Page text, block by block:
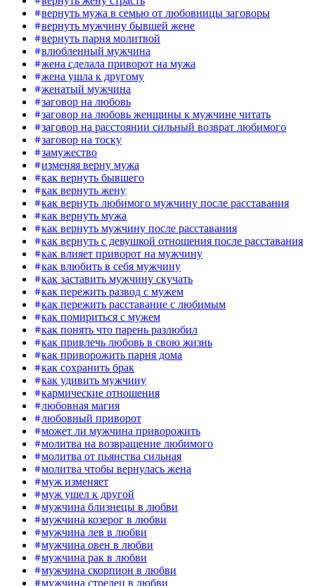
вернуть мужа в семью от любовницы заговоры
вернуть мужчину бывшей жене
вернуть парня молитвой
влюбленный мужчина
жена сделала приворот на мужа
жена ушла к другому
женатый мужчина
заговор на любовь
заговор на любовь женщины к мужчине читать
заговор на расстоянии сильный возврат любимого
заговор на тоску
замужество
изменяя верну мужа
как вернуть бывшего
как вернуть жену
как вернуть любимого мужчину после расставания
как вернуть мужа
как вернуть мужчину после расставания
как вернуть с девушкой отношения после расставания
как влияет приворот на мужчину
как влюбить в себя мужчину
как заставить мужчину скучать
как пережить развод с мужем
как пережить расставание с любимым
как помириться с мужем
как понять что парень разлюбил
как привлечь любовь в свою жизнь
как приворожить парня дома
как сохранить брак
как удивить мужчину
кармические отношения
любовная магия
любовный приворот
может ли мужчина приворожить
молитва на возвращение любимого
молитва от пьянства сильная
молитва чтобы вернулась жена
муж изменяет
муж ушел к другой
мужчина близнецы в любви
мужчина козерог в любви
мужчина лев в любви
мужчина овен в любви
мужчина рак в любви
мужчина скорпион в любви
мужчина стрелец в любви